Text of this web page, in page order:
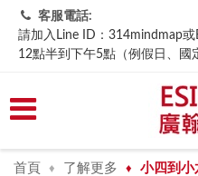
客服電話:
請加入Line ID：314mindmap
12點半到下午5點（例假日、國
首頁 ♦ 了解更多 ♦ 小四到小